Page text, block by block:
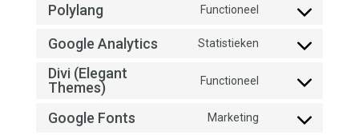
wordpress
Polylang Functioneel
Consent
polylang
Google Analytics Statistieken
Consent
google-
Divi (Elegant
Themes)
Functioneel
Consent
Google Fonts Marketing
Consent